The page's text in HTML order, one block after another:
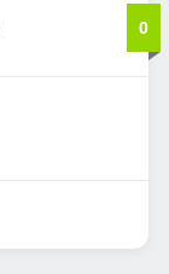
0